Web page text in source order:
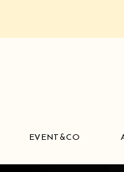
EVENT&CO